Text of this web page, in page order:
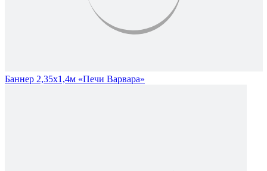
Баннер 2,35х1,4м «Печи Варвара»